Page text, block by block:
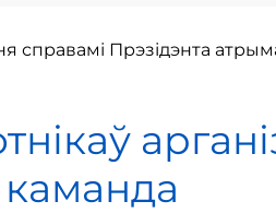
справамі Прэзідэнта